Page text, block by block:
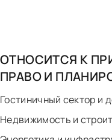
ОТНОСИТСЯ К
ПРАВО И
Гостиничный сектор и
Недвижимость и